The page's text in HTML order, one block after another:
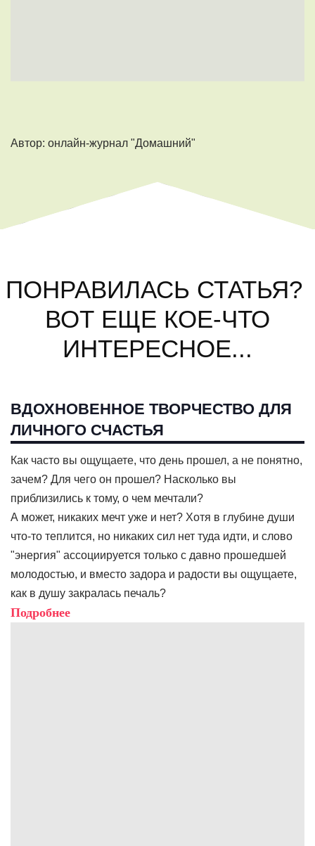
Автор: онлайн-журнал "Домашний"
ПОНРАВИЛАСЬ СТАТЬЯ?
ВОТ ЕЩЕ КОЕ-ЧТО
ИНТЕРЕСНОЕ...
ВДОХНОВЕННОЕ ТВОРЧЕСТВО ДЛЯ
ЛИЧНОГО СЧАСТЬЯ
Как часто вы ощущаете, что день прошел, а не понятно,
зачем? Для чего он прошел? Насколько вы
приблизились к тому, о чем мечтали?
А может, никаких мечт уже и нет? Хотя в глубине души
что-то теплится, но никаких сил нет туда идти, и слово
"энергия" ассоциируется только с давно прошедшей
молодостью, и вместо задора и радости вы ощущаете,
как в душу закралась печаль?
Подробнее